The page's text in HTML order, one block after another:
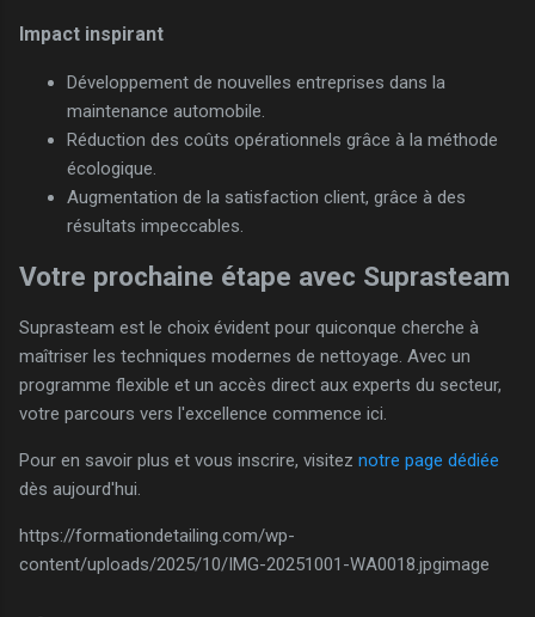
Impact inspirant
Développement de nouvelles entreprises dans la
maintenance automobile.
Réduction des coûts opérationnels grâce à la méthode
écologique.
Augmentation de la satisfaction client, grâce à des
résultats impeccables.
Votre prochaine étape avec Suprasteam
Suprasteam est le choix évident pour quiconque cherche à
maîtriser les techniques modernes de nettoyage. Avec un
programme flexible et un accès direct aux experts du secteur,
votre parcours vers l'excellence commence ici.
Pour en savoir plus et vous inscrire, visitez notre page dédiée
dès aujourd'hui.
https://formationdetailing.com/wp-
content/uploads/2025/10/IMG-20251001-WA0018.jpgimage